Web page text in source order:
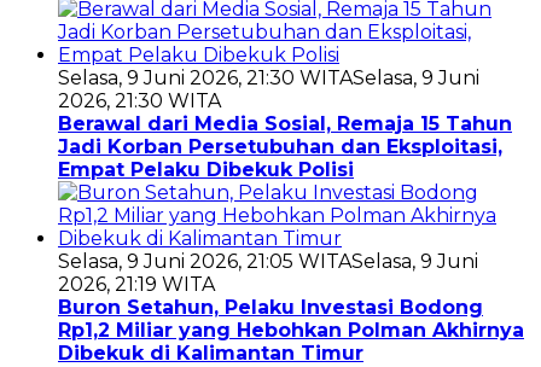
Selasa, 9 Juni 2026, 21:30 WITASelasa, 9 Juni
2026, 21:30 WITA
Berawal dari Media Sosial, Remaja 15 Tahun
Jadi Korban Persetubuhan dan Eksploitasi,
Empat Pelaku Dibekuk Polisi
Selasa, 9 Juni 2026, 21:05 WITASelasa, 9 Juni
2026, 21:19 WITA
Buron Setahun, Pelaku Investasi Bodong
Rp1,2 Miliar yang Hebohkan Polman Akhirnya
Dibekuk di Kalimantan Timur